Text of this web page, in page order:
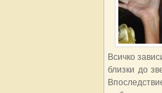
Всичко
близки до